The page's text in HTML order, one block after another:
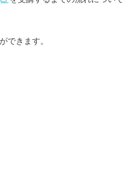
できます。